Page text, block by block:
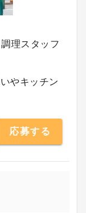
理スタッフ
やキッチン
応募する